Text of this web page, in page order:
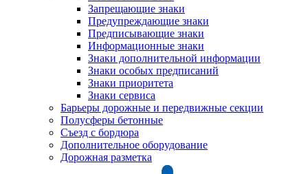
Запрещающие знаки
Предупреждающие знаки
Предписывающие знаки
Информационные знаки
Знаки дополнительной информации
Знаки особых предписаний
Знаки приоритета
Знаки сервиса
Барьеры дорожные и передвижные секции
Полусферы бетонные
Съезд с бордюра
Дополнительное оборудование
Дорожная разметка